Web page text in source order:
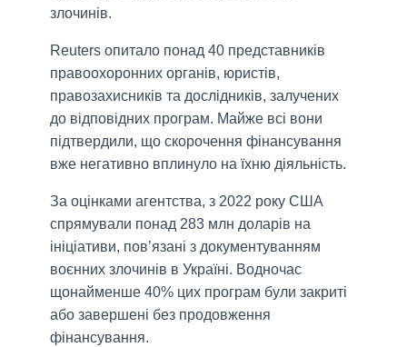
злочинів.
Reuters опитало понад 40 представників
правоохоронних органів, юристів,
правозахисників та дослідників, залучених
до відповідних програм. Майже всі вони
підтвердили, що скорочення фінансування
вже негативно вплинуло на їхню діяльність.
За оцінками агентства, з 2022 року США
спрямували понад 283 млн доларів на
ініціативи, пов’язані з документуванням
воєнних злочинів в Україні. Водночас
щонайменше 40% цих програм були закриті
або завершені без продовження
фінансування.